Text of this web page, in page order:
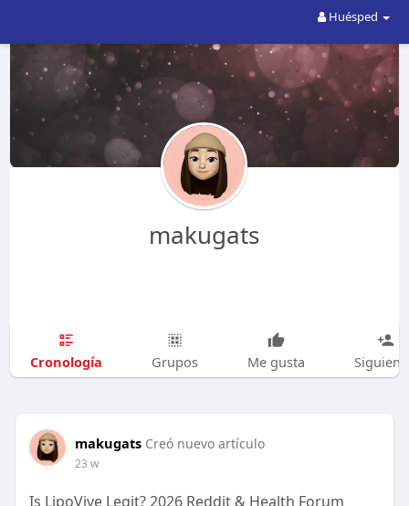
Huésped
makugats
Cronología Grupos Me gusta
makugats Creó nuevo artículo
23 w
Is LipoVive Legit? 2026 Reddit & Health Forum